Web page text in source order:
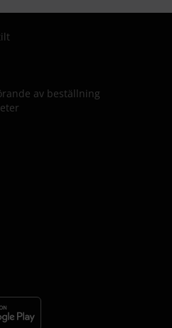
av beställning